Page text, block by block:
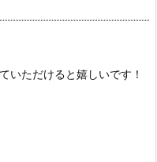
いただけると嬉しいです！